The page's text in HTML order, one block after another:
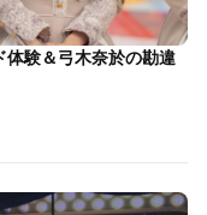
験＆弓木奈於の勘違